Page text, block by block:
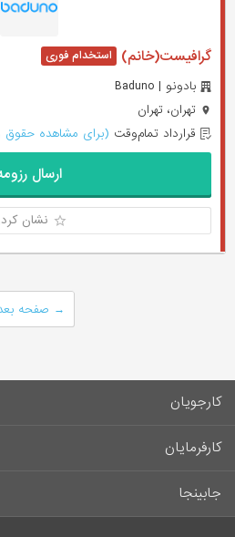
گرافیست(خانم)
بادونو | Baduno
تهران، تهران
قرارداد تمام‌وقت (برای مشاهده حقوق
ارسال
نشان
صفحه →
کارجویان
سوالات متداول کارجویان
لیست مشاغل
کارفرمایان
راهنمای ثبت آگهی استخدام
جابینجا